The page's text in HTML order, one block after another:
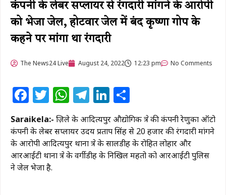
कंपनी के लेबर सप्लायर से रंगदारी मांगने के आरोपी
को भेजा जेल, होटवार जेल में बंद कृष्णा गोप के
कहने पर मांगा था रंगदारी
The News24 Live August 24, 2022 12:23 pm No Comments
Facebook
Twitter
WhatsApp
Telegram
LinkedIn
Saraikela:- ज़िले के आदित्यपुर औद्योगिक क्षेत्र की कंपनी रेणुका ऑटो
कंपनी के लेबर सप्लायर उदय प्रताप सिंह से 20 हजार की रंगदारी मांगने
के आरोपी आदित्यपुर थाना क्षेत्र के सालडीह के रोहित लोहार और
आरआईटी थाना क्षेत्र के वर्गीडीह के निखिल महतो को आरआईटी पुलिस
ने जेल भेजा है.